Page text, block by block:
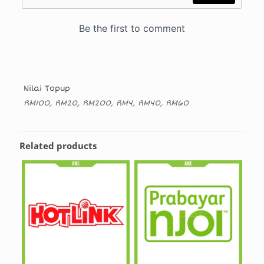
Nilai Topup
RM100, RM20, RM200, RM4, RM40, RM60
Related products